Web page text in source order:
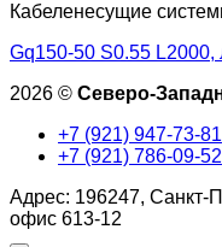
Кабеленесущие
Gq150-50 S0.55
2026 © Северо-
+7 (921) 947-73-81
+7 (921) 786-09-52
Адрес: 196247, Санкт-
офис 613-12